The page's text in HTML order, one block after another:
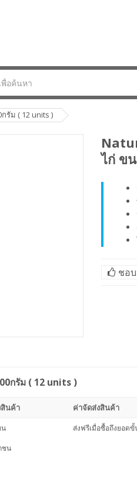
รัม ( 12 units )
ไก่ ข
ชอ
กรัม ( 12 units )
สินค้า ค่าจัดส่งสินค้า
น
ชน
ส่งฟรีเมื่อซื้อถึงยอดขั้